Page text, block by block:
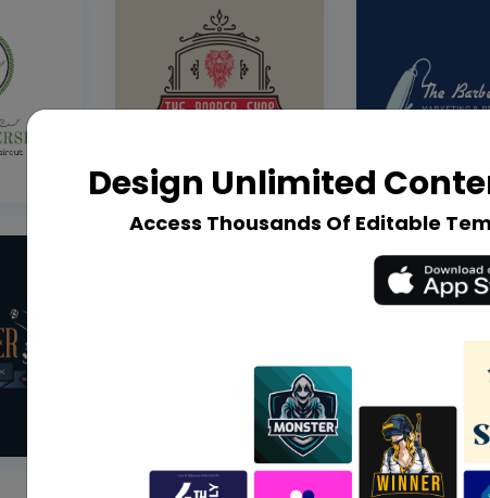
Design Unlimited
Access Thousands Of Editable